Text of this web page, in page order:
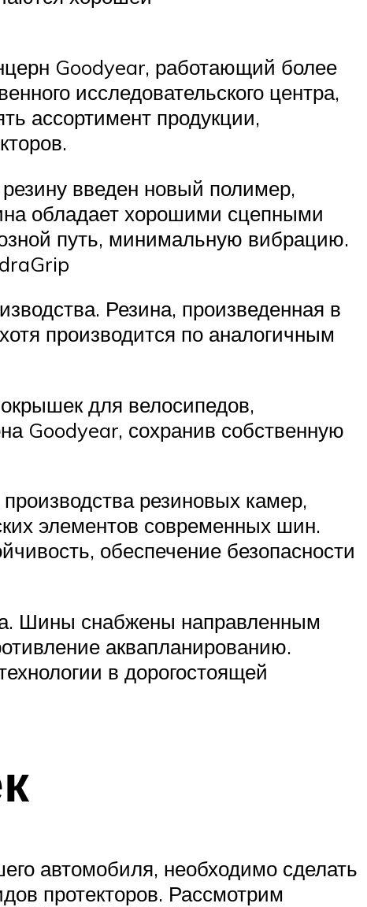
Goodyear, работающий более
исследовательского центра,
ассортимент продукции,
введен новый полимер,
обладает хорошими сцепными
путь, минимальную вибрацию.
Резина, произведенная в
производится по аналогичным
для велосипедов,
Goodyear, сохранив собственную
резиновых камер,
элементов современных шин.
обеспечение безопасности
Шины снабжены направленным
аквапланированию.
в дорогостоящей
автомобиля, необходимо сделать
протекторов. Рассмотрим